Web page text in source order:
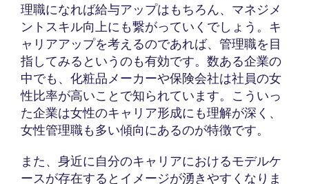
理職になれば給与アップはもちろん、マネジメ
ントスキル向上にも繋がっていくでしょう。キ
ャリアアップを考えるのであれば、管理職を目
指してみるというのも有効です。数ある企業の
中でも、化粧品メーカーや保険会社は社員の女
性比率が高いことで知られています。こういっ
た企業は女性のキャリア形成にも理解が深く、
女性管理職も多い傾向にあるのが特徴です。
また、身近に自分のキャリアにおけるモデルケ
ースが存在するとイメージが湧きやすくなりま